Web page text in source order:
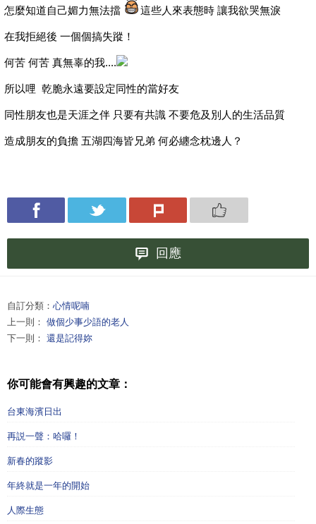
怎麼知道自己媚力無法擋 這些人來表態時 讓我欲哭無淚
在我拒絕後 一個個搞失蹤！
何苦 何苦 真無辜的我....
所以哩 乾脆永遠要設定同性的當好友
同性朋友也是天涯之伴 只要有共識 不要危及別人的生活品質
造成朋友的負擔 五湖四海皆兄弟 何必纏念枕邊人？
回應
自訂分類： 心情呢喃
上一則： 做個少事少語的老人
下一則： 還是記得妳
你可能會有興趣的文章：
台東海濱日出
再説一聲：哈囉！
新春的蹤影
年終就是一年的開始
人際生態